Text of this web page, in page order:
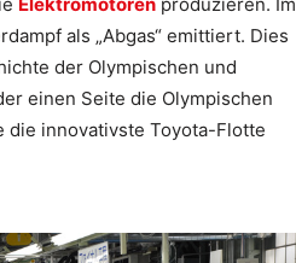
als „Abgas“ emittiert. Dies
der Olympischen und
einen Seite die Olympischen
die innovativste Toyota-Flotte